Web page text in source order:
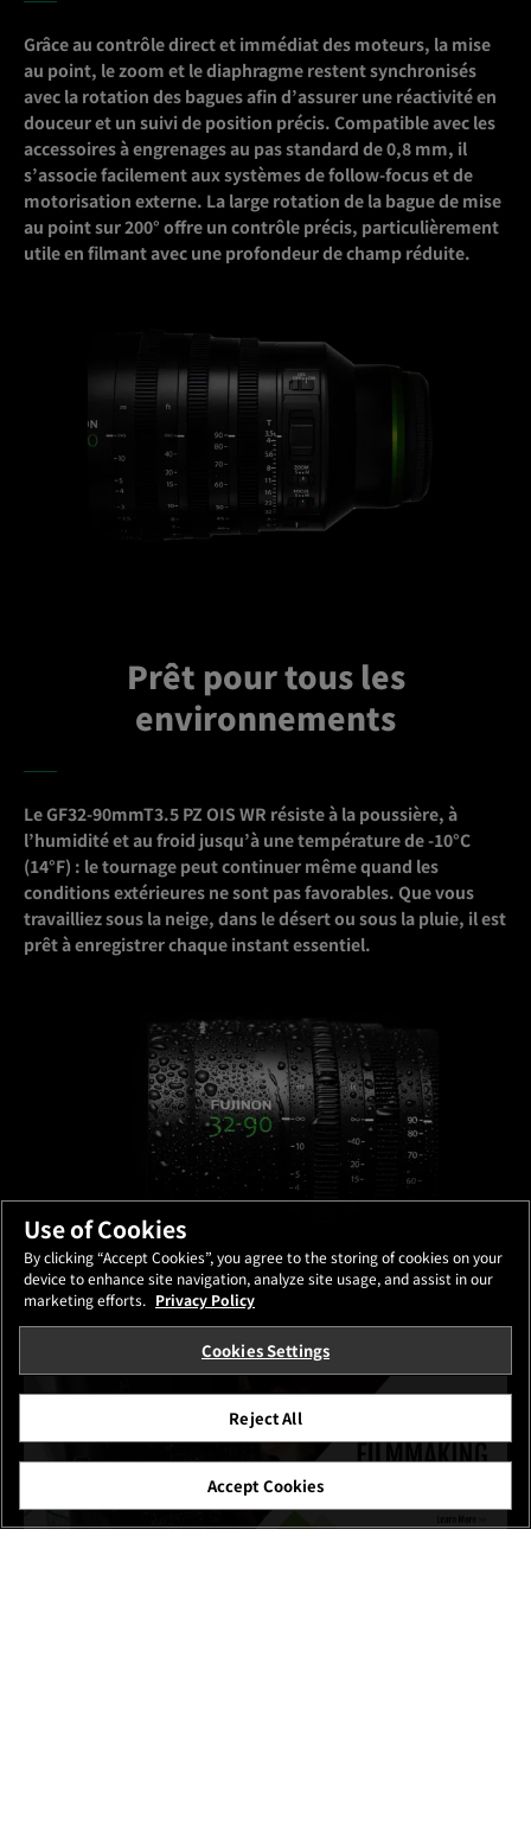
Grâce au contrôle direct et immédiat des moteurs, la mise
au point, le zoom et le diaphragme restent synchronisés
avec la rotation des bagues afin d’assurer une réactivité en
douceur et un suivi de position précis. Compatible avec les
accessoires à engrenages au pas standard de 0,8 mm, il
s’associe facilement aux systèmes de follow-focus et de
motorisation externe. La large rotation de la bague de mise
au point sur 200° offre un contrôle précis, particulièrement
utile en filmant avec une profondeur de champ réduite.
Prêt pour tous les
environnements
Le GF32-90mmT3.5 PZ OIS WR résiste à la poussière, à
l’humidité et au froid jusqu’à une température de -10°C
(14°F) : le tournage peut continuer même quand les
conditions extérieures ne sont pas favorables. Que vous
travailliez sous la neige, dans le désert ou sous la pluie, il est
prêt à enregistrer chaque instant essentiel.
Use of Cookies
By clicking “Accept Cookies”, you agree to the storing of cookies on your
device to enhance site navigation, analyze site usage, and assist in our
marketing efforts. Privacy Policy
Cookies Settings
Reject All
Accept Cookies